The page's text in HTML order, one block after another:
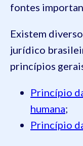
fontes
Existem
jurídico
princípios
Princípio
humana;
Princípio